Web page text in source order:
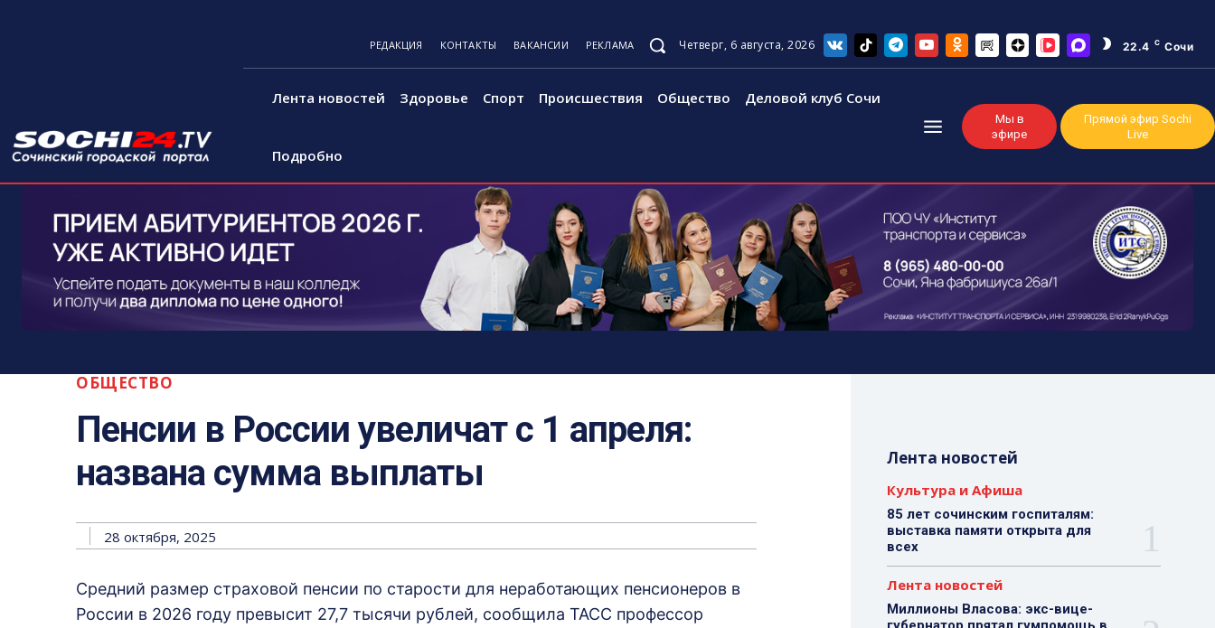
РЕДАКЦИЯ КОНТАКТЫ ВАКАНСИИ РЕКЛАМА Четверг, 6 августа, 2026 22.4 C Сочи
Лента новостей Здоровье Спорт Происшествия Общество Деловой клуб Сочи
Подробно
Мы в
эфире
Прямой эфир Sochi
Live
ОБЩЕСТВО
Пенсии в России увеличат с 1 апреля:
названа сумма выплаты
28 октября, 2025
Средний размер страховой пенсии по старости для неработающих пенсионеров в
России в 2026 году превысит 27,7 тысячи рублей, сообщила ТАСС профессор
Лента новостей
Культура и Афиша
85 лет сочинским госпиталям:
выставка памяти открыта для
всех
Лента новостей
Миллионы Власова: экс-вице-